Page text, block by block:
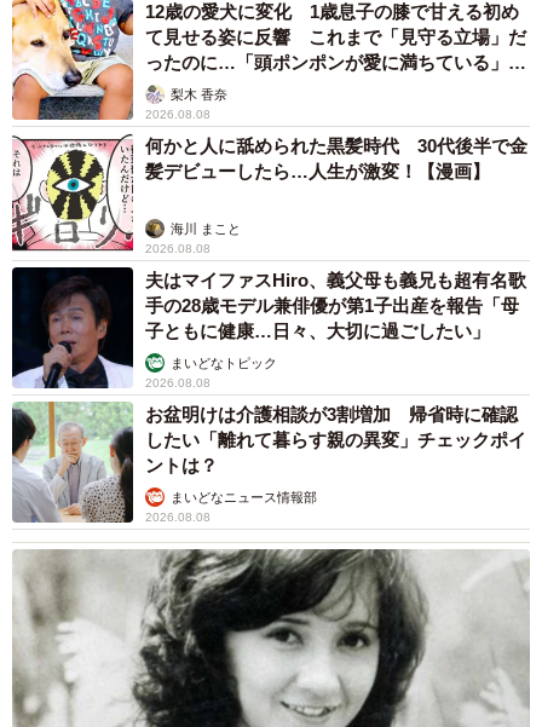
12歳の愛犬に変化 1歳息子の膝で甘える初め
て見せる姿に反響 これまで「見守る立場」だ
ったのに…「頭ポンポンが愛に満ちている」
「尊…」
梨木 香奈
2026.08.08
何かと人に舐められた黒髪時代 30代後半で金
髪デビューしたら…人生が激変！【漫画】
海川 まこと
2026.08.08
夫はマイファスHiro、義父母も義兄も超有名歌
手の28歳モデル兼俳優が第1子出産を報告「母
子ともに健康…日々、大切に過ごしたい」
まいどなトピック
2026.08.08
お盆明けは介護相談が3割増加 帰省時に確認
したい「離れて暮らす親の異変」チェックポイ
ントは？
まいどなニュース情報部
2026.08.08